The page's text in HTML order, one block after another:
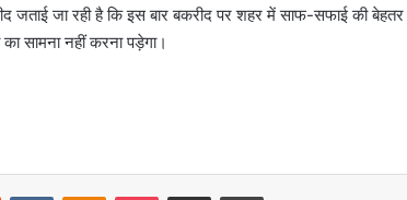
जताई जा रही है कि इस बार बकरीद पर शहर में साफ-सफाई की बेहतर
सामना नहीं करना पड़ेगा।